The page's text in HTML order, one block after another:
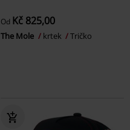
Od Kč 825,00
The Mole krtek Tričko